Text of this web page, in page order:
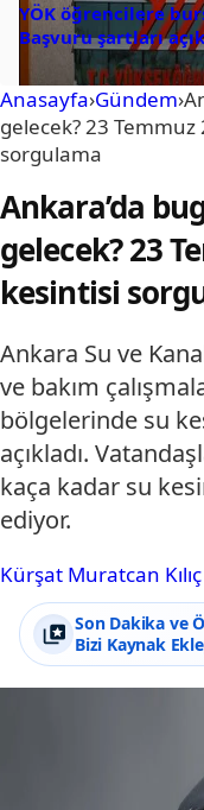
YÖK öğrencilere
Başvuru şartları
Anasayfa›Gündem›
gelecek? 23
sorgulama
Ankara’da
gelecek? 23
kesintisi
Ankara Su ve
ve bakım
bölgelerinde su
açıkladı.
kaça kadar su
ediyor.
Kürşat Muratcan Kılıç
Son Dakika ve
Bizi Kaynak